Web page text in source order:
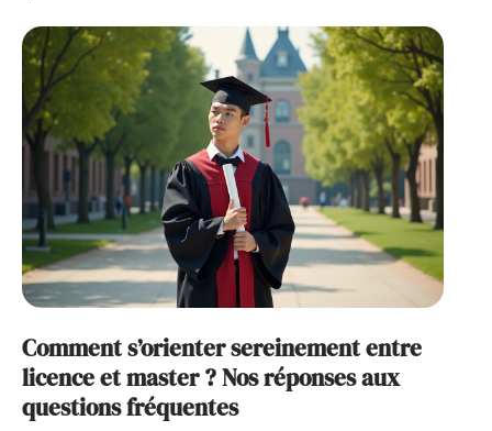
Comment s’orienter sereinement entre
licence et master ? Nos réponses aux
questions fréquentes